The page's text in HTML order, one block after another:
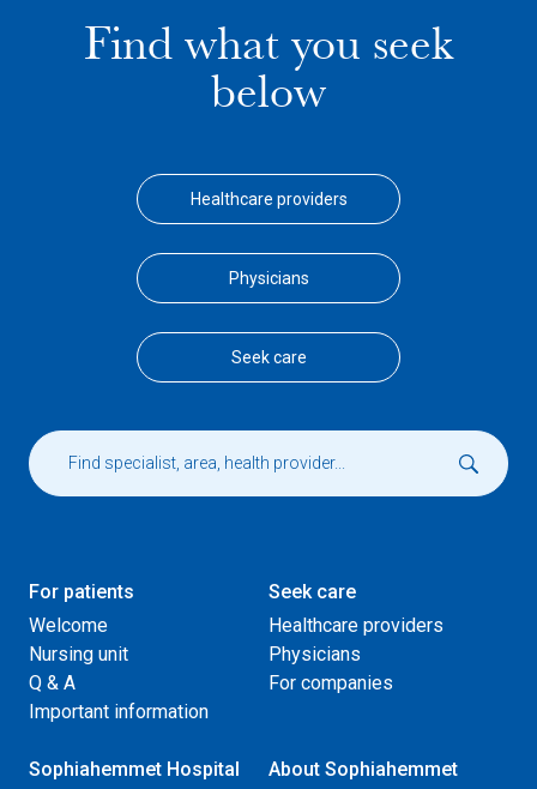
Find what you seek
below
Healthcare providers
Physicians
Seek care
For patients
Welcome
Nursing unit
Q & A
Important information
Seek care
Healthcare providers
Physicians
For companies
Sophiahemmet Hospital
About Sophiahemmet